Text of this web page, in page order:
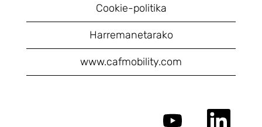
Cookie-politika
Harremanetarako
www.cafmobility.com
e
S